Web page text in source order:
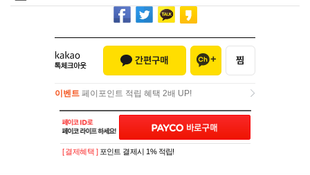
이벤트 페이포인트 적립 혜택 2배 UP!
이벤트페이포인트 적립 혜택 2배 UP!
[ 결제혜택 ] 포인트 결제시 1% 적립!